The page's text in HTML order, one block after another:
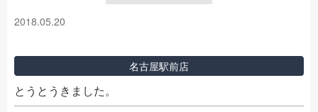
2018.05.20
名古屋駅前店
とうとうきました。